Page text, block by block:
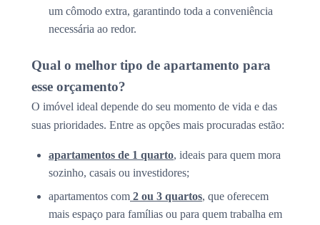
um cômodo extra, garantindo toda a conveniência
necessária ao redor.
Qual o melhor tipo de apartamento para
esse orçamento?
O imóvel ideal depende do seu momento de vida e das
suas prioridades. Entre as opções mais procuradas estão:
apartamentos de 1 quarto, ideais para quem mora
sozinho, casais ou investidores;
apartamentos com 2 ou 3 quartos, que oferecem
mais espaço para famílias ou para quem trabalha em